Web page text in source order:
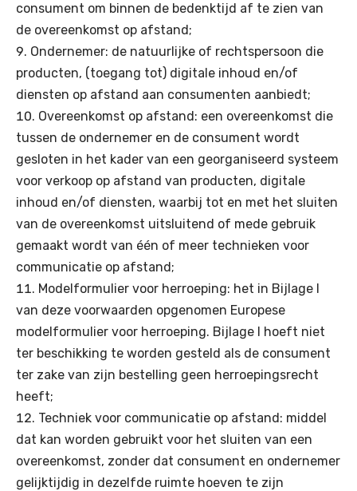
consument om binnen de bedenktijd af te zien van
de overeenkomst op afstand;
Ondernemer: de natuurlijke of rechtspersoon die
producten, (toegang tot) digitale inhoud en/of
diensten op afstand aan consumenten aanbiedt;
Overeenkomst op afstand: een overeenkomst die
tussen de ondernemer en de consument wordt
gesloten in het kader van een georganiseerd systeem
voor verkoop op afstand van producten, digitale
inhoud en/of diensten, waarbij tot en met het sluiten
van de overeenkomst uitsluitend of mede gebruik
gemaakt wordt van één of meer technieken voor
communicatie op afstand;
Modelformulier voor herroeping: het in Bijlage I
van deze voorwaarden opgenomen Europese
modelformulier voor herroeping. Bijlage I hoeft niet
ter beschikking te worden gesteld als de consument
ter zake van zijn bestelling geen herroepingsrecht
heeft;
Techniek voor communicatie op afstand: middel
dat kan worden gebruikt voor het sluiten van een
overeenkomst, zonder dat consument en ondernemer
gelijktijdig in dezelfde ruimte hoeven te zijn